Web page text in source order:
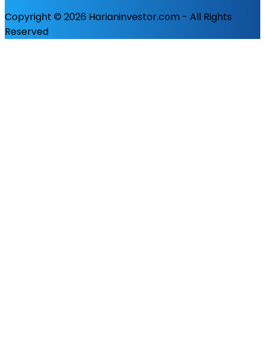
Copyright © 2026 Harianinvestor.com - All Rights
Reserved